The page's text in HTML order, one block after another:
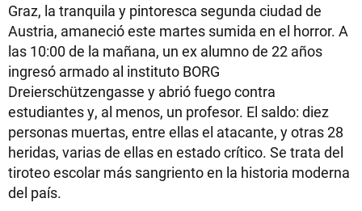
Graz, la tranquila y pintoresca segunda ciudad de
Austria, amaneció este martes sumida en el horror. A
las 10:00 de la mañana, un ex alumno de 22 años
ingresó armado al instituto BORG
Dreierschützengasse y abrió fuego contra
estudiantes y, al menos, un profesor. El saldo: diez
personas muertas, entre ellas el atacante, y otras 28
heridas, varias de ellas en estado crítico. Se trata del
tiroteo escolar más sangriento en la historia moderna
del país.